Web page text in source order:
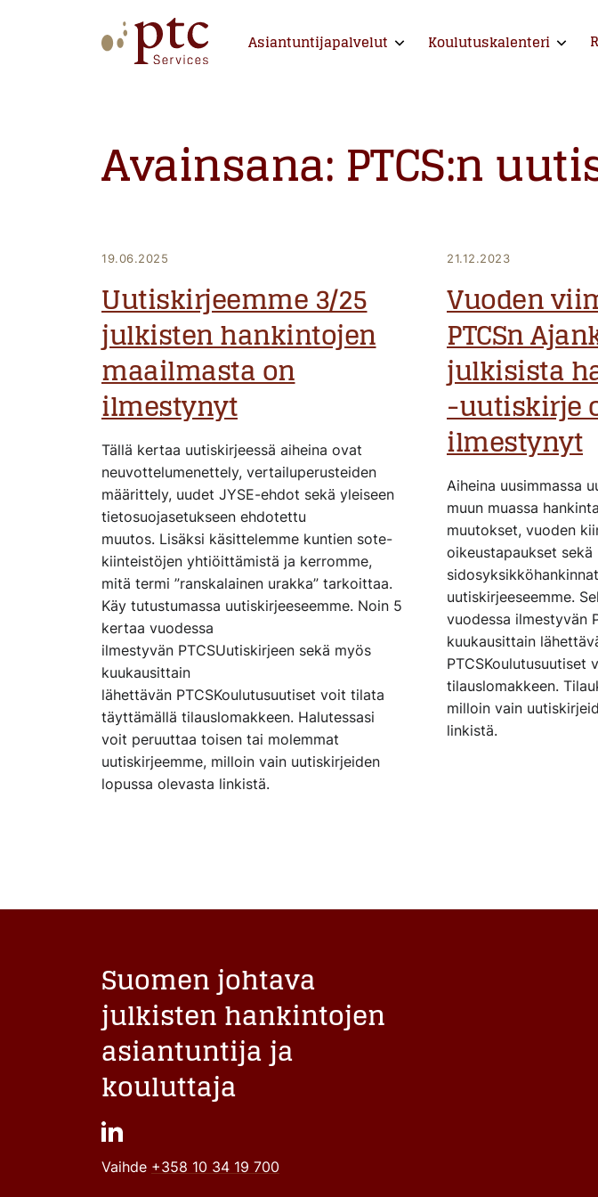
Asiantuntijapalvelut Expand child menu
Koulutuskalenteri
Avainsana:PTCS:n
19.06.2025
Uutiskirjeemme 3/25
julkisten hankintojen
maailmasta on
ilmestynyt
Tällä kertaa uutiskirjeessä aiheina ovat
neuvottelumenettely, vertailuperusteiden
määrittely, uudet JYSE-ehdot sekä yleiseen
tietosuojasetukseen ehdotettu
muutos. Lisäksi käsittelemme kuntien sote-
kiinteistöjen yhtiöittämistä ja kerromme,
mitä termi ”ranskalainen urakka” tarkoittaa.
Käy tutustumassa uutiskirjeeseemme. Noin 5
kertaa vuodessa
ilmestyvän PTCSUutiskirjeen sekä myös
kuukausittain
lähettävän PTCSKoulutusuutiset voit tilata
täyttämällä tilauslomakkeen. Halutessasi
voit peruuttaa toisen tai molemmat
uutiskirjeemme, milloin vain uutiskirjeiden
lopussa olevasta linkistä.
21.12.2023
Vuoden
PTCSn
julkisista
-uutiskirje
ilmestynyt
Aiheina uusimmassa
muun muassa
muutokset, vuoden
oikeustapaukset sekä
uutiskirjeeseemme.
vuodessa ilmestyvän
kuukausittain
tilauslomakkeen.
milloin vain
linkistä.
Suomen johtava
julkisten hankintojen
asiantuntija ja
kouluttaja
Vaihde +358 10 34 19 700